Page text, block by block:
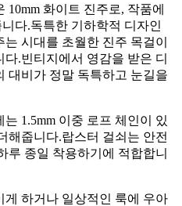
화이트 진주로, 작품에
다.독특한 기하학적 디자인
시대를 초월한 진주 목걸이
.빈티지에서 영감을 받은 디
대비가 정말 독특하고 눈길을
1.5mm 이중 로프 체인이 있
해줍니다.랍스터 걸쇠는 안전
루 종일 착용하기에 적합합니
하거나 일상적인 룩에 우아